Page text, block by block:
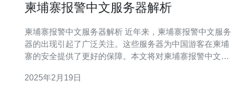
柬埔寨报警中文服务器解析
柬埔寨报警中文服务器解析 近年来，柬埔寨报警中文服务
器的出现引起了广泛关注。这些服务器为中国游客在柬埔
寨的安全提供了更好的保障。本文将对柬埔寨报警中文服
寨报警中文服务器通过与当地警方和安全机构合作，搭建
2025年2月19日